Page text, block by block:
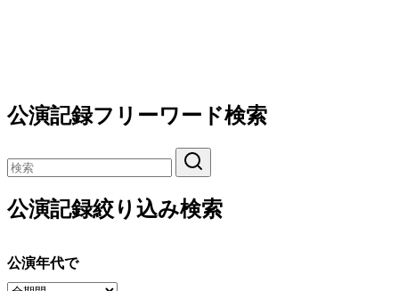
公演記録フリーワード検索
公演記録絞り込み検索
公演年代で